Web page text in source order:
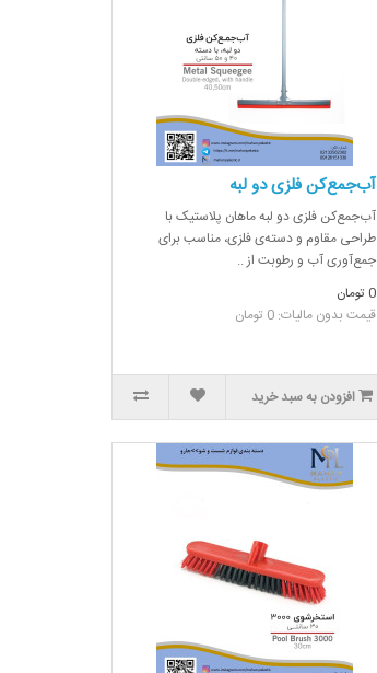
آب‌جمع‌کن فلزی دو لبه
آب‌جمع‌کن فلزی دو لبه ماهان پلاستیک با
طراحی مقاوم و دسته‌ی فلزی، مناسب برای
جمع‌آوری آب و رطوبت از ..
0 تومان
قیمت بدون مالیات: 0 تومان
افزودن به سبد خرید